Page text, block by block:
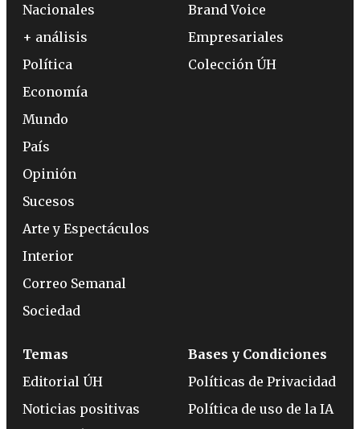
Nacionales
+ análisis
Política
Economía
Mundo
País
Opinión
Sucesos
Arte y Espectáculos
Interior
Correo Semanal
Sociedad
Brand Voice
Empresariales
Colección ÚH
Temas
Editorial ÚH
Noticias positivas
Bases y Condiciones
Políticas de Privacidad
Política de uso de la IA